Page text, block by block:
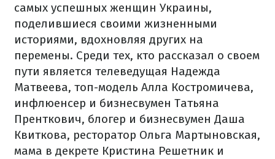
самых успешных женщин Украины,
поделившиеся своими жизненными
историями, вдохновляя других на
перемены. Среди тех, кто рассказал о своем
пути является телеведущая Надежда
Матвеева, топ-модель Алла Костромичева,
инфлюенсер и бизнесвумен Татьяна
Пренткович, блогер и бизнесвумен Даша
Квиткова, ресторатор Ольга Мартыновская,
мама в декрете Кристина Решетник и